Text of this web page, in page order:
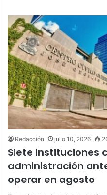
Redacción julio 10, 2026
Siete instituciones
administración
operar en agosto